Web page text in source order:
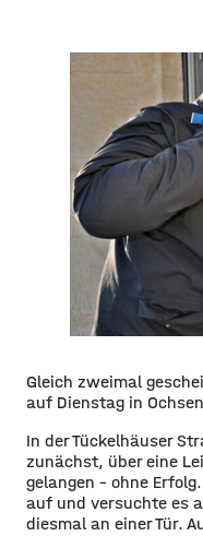
Gleich zweimal
auf Dienstag in
In der Tückelhäuser
zunächst, über eine
gelangen – ohne
auf und versuchte es
diesmal an einer Tür.